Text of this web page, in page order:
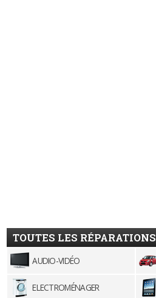
TOUTES LES RÉPARATIONS
AUDIO-VIDÉO
ELECTROMÉNAGER